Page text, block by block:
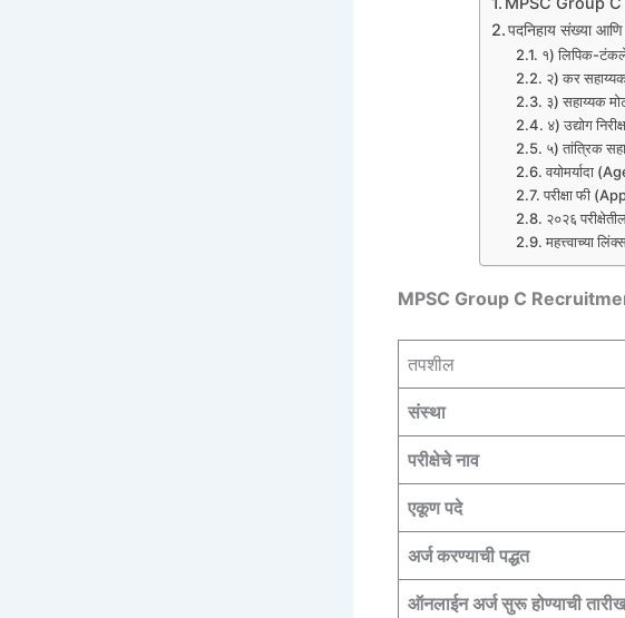
पदनिहाय संख्या
१) लिपिक-
२) कर
३) सहाय्यक
४) उद्योग
५) तांत्रिक
वयोमर्यादा
परीक्षा फी
२०२६
महत्त्वाच्या
MPSC Group C
तपशील
संस्था
परीक्षेचे नाव
एकूण पदे
अर्ज करण्याची पद्धत
ऑनलाईन अर्ज सुरू होण्याची तारीख